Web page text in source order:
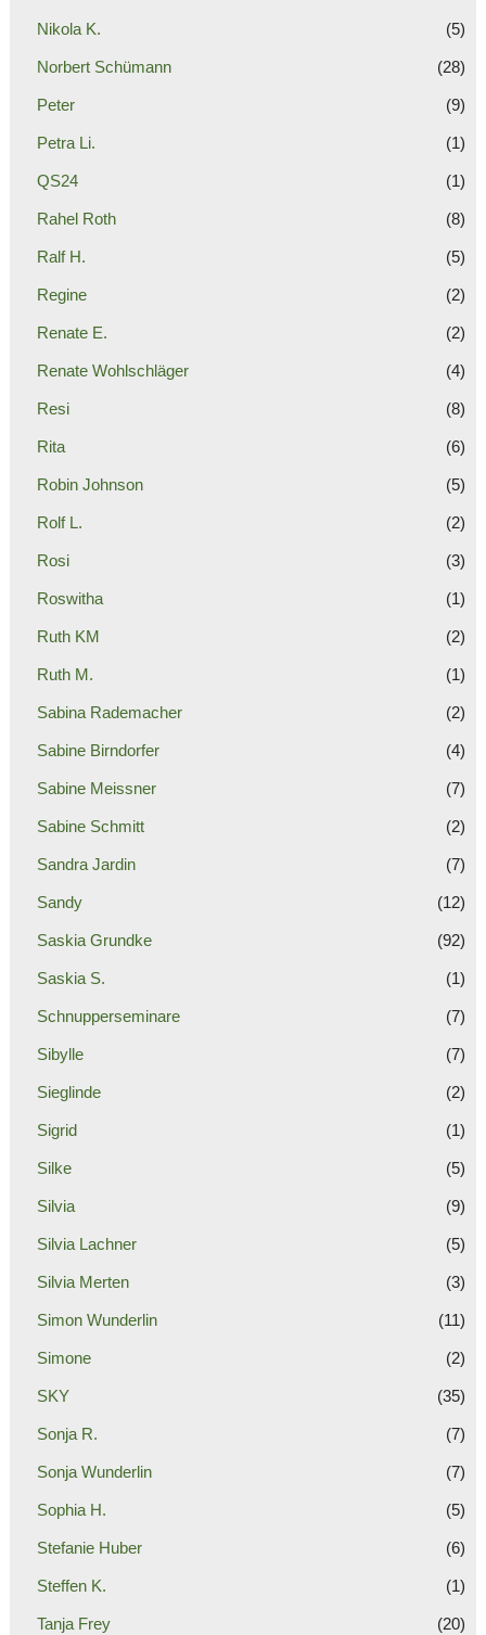
Nikola K. (5)
Norbert Schümann (28)
Peter (9)
Petra Li. (1)
QS24 (1)
Rahel Roth (8)
Ralf H. (5)
Regine (2)
Renate E. (2)
Renate Wohlschläger (4)
Resi (8)
Rita (6)
Robin Johnson (5)
Rolf L. (2)
Rosi (3)
Roswitha (1)
Ruth KM (2)
Ruth M. (1)
Sabina Rademacher (2)
Sabine Birndorfer (4)
Sabine Meissner (7)
Sabine Schmitt (2)
Sandra Jardin (7)
Sandy (12)
Saskia Grundke (92)
Saskia S. (1)
Schnupperseminare (7)
Sibylle (7)
Sieglinde (2)
Sigrid (1)
Silke (5)
Silvia (9)
Silvia Lachner (5)
Silvia Merten (3)
Simon Wunderlin (11)
Simone (2)
SKY (35)
Sonja R. (7)
Sonja Wunderlin (7)
Sophia H. (5)
Stefanie Huber (6)
Steffen K. (1)
Tanja Frey (20)